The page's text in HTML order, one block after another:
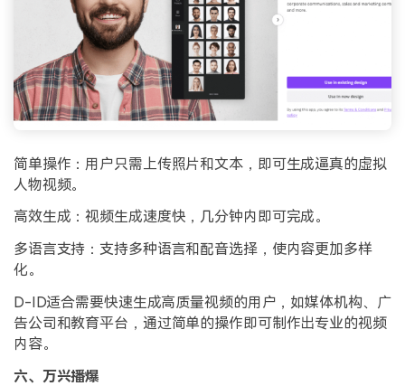
简单操作：用户只需上传照片和文本，即可生成逼真的虚拟
人物视频。
高效生成：视频生成速度快，几分钟内即可完成。
多语言支持：支持多种语言和配音选择，使内容更加多样
化。
D-ID适合需要快速生成高质量视频的用户，如媒体机构、广
告公司和教育平台，通过简单的操作即可制作出专业的视频
内容。
六、万兴播爆